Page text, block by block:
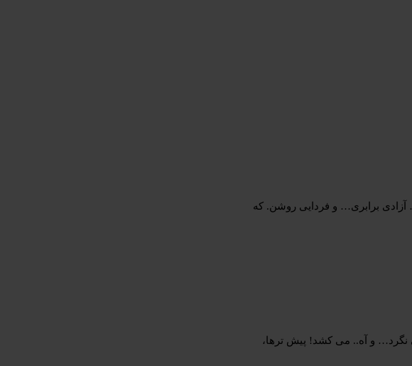
آرزوهای بزرگ… آزادی برابری… و فردایی روشن. که
و آه.. می کشد! پیش ترها،